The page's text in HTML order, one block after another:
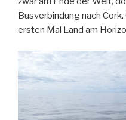
Busverbindung nach
ersten Mal Land am